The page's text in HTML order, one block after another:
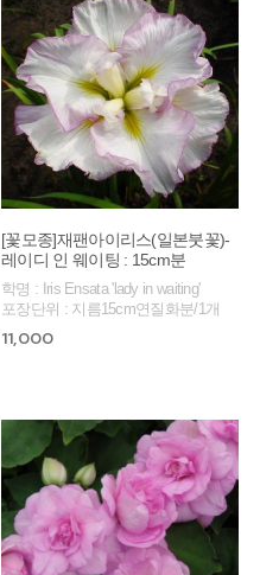
[꽃모종]재팬아이리스(일본붓꽃)-
레이디 인 웨이팅 : 15cm분
학명 : Iris Ensata 'lady in waiting'
포장단위 : 지름15cm연질화분/1개
11,000